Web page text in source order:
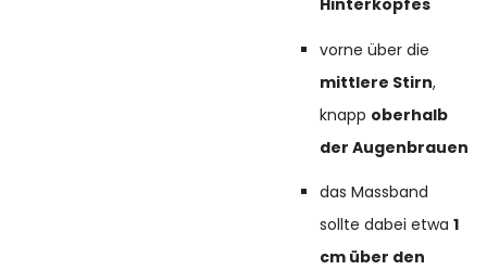
Hinterkopfes
vorne über die
mittlere Stirn,
knapp oberhalb
der Augenbrauen
das Massband
sollte dabei etwa1
cm über den